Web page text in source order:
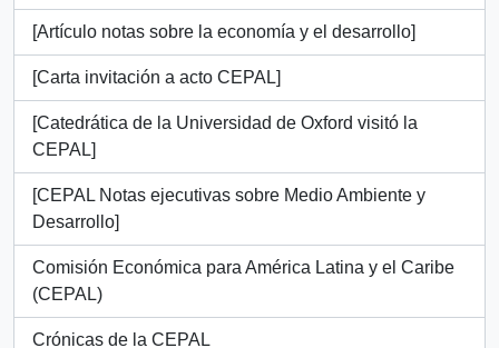
[Artículo notas sobre la economía y el desarrollo]
[Carta invitación a acto CEPAL]
[Catedrática de la Universidad de Oxford visitó la
CEPAL]
[CEPAL Notas ejecutivas sobre Medio Ambiente y
Desarrollo]
Comisión Económica para América Latina y el Caribe
(CEPAL)
Crónicas de la CEPAL